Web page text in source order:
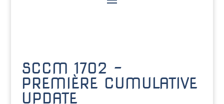
SCCM 1702 –
PREMIÈRE CUMULATIVE
UPDATE